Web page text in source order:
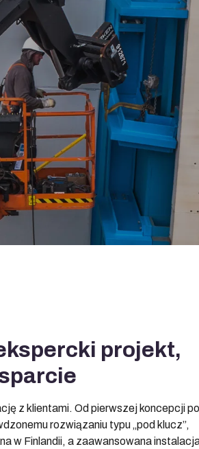
projekt,
z klientami. Od pierwszej koncepcji po
rozwiązaniu typu „pod klucz”,
w Finlandii, a zaawansowana